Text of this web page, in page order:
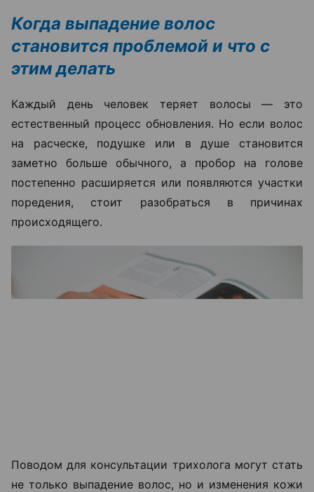
Когда выпадение волос
становится проблемой и что с
этим делать
Каждый день человек теряет волосы — это
естественный процесс обновления. Но если волос
на расческе, подушке или в душе становится
заметно больше обычного, а пробор на голове
постепенно расширяется или появляются участки
поредения, стоит разобраться в причинах
происходящего.
Поводом для консультации трихолога могут стать
не только выпадение волос, но и изменения кожи